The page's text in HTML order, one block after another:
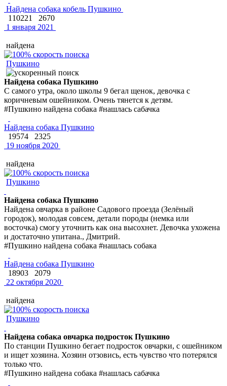
Найдена собака кобель Пушкино
110221
2670
1 января 2021
найдена
Пушкино
Найдена собака Пушкино
С самого утра, около школы 9 бегал щенок, девочка с
коричневым ошейником. Очень тянется к детям.
#Пушкино найдена собака #нашлась сабачка
Найдена собака Пушкино
19574
2325
19 ноября 2020
найдена
Пушкино
Найдена собака Пушкино
Найдена овчарка в районе Садового проезда (Зелёный
городок), молодая совсем, детали породы (немка или
восточка) смогу уточнить как она высохнет. Девочка ухожена
и достаточно упитана., Дмитрий.
#Пушкино найдена собака #нашлась собака
Найдена собака Пушкино
18903
2079
22 октября 2020
найдена
Пушкино
Найдена собака овчарка подросток Пушкино
По станции Пушкино бегает подросток овчарки, с ошейником
и ищет хозяина. Хозяин отзовись, есть чувство что потерялся
только что.
#Пушкино найдена собака #нашлась сабачка